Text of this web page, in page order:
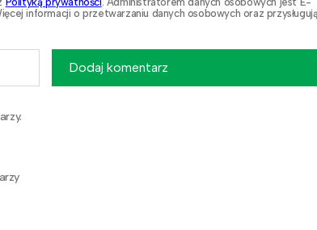
informacji o przetwarzaniu danych osobowych oraz
Dodaj komentarz